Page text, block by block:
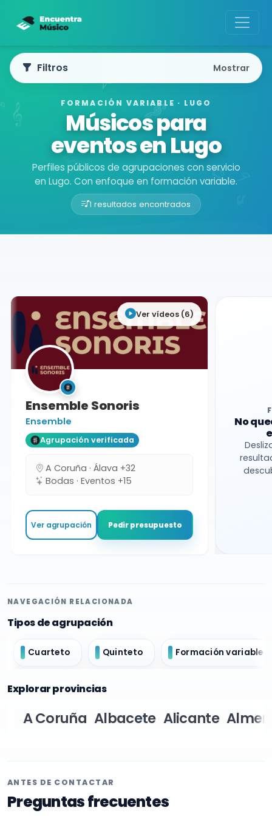
FORMACIÓN VARIABLE · LUGO
Músicos para
eventos en Lugo
Perfiles públicos de agrupaciones con servicio
en Lugo. Con enfoque en formación variable.
1 resultados encontrados
Buscador de músicos
Filtros Mostrar
Ver vídeos (6)
Ensemble Sonoris
Ensemble
Agrupación verificada
A Coruña · Álava +32
Bodas · Eventos +15
Ver agrupación Pedir presupuesto
No
NAVEGACIÓN RELACIONADA
Tipos de agrupación
Cuarteto Quinteto Formación variable
Explorar provincias
A Coruña Albacete Alicante
ANTES DE CONTACTAR
Preguntas frecuentes